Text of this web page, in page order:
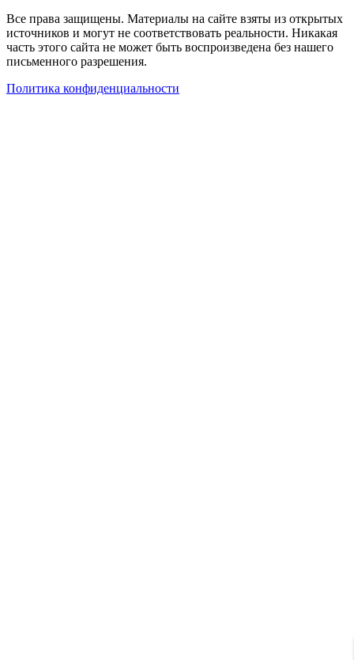
Все права защищены. Материалы на сайте взяты из открытых
источников и могут не соответствовать реальности. Никакая
часть этого сайта не может быть воспроизведена без нашего
письменного разрешения.
Политика конфиденциальности